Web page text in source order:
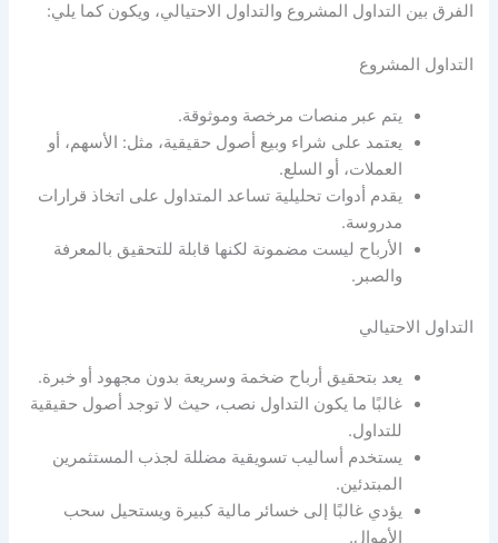
الفرق بين التداول المشروع والتداول الاحتيالي، ويكون كما يلي:
التداول المشروع
يتم عبر منصات مرخصة وموثوقة.
يعتمد على شراء وبيع أصول حقيقية، مثل: الأسهم، أو
العملات، أو السلع.
يقدم أدوات تحليلية تساعد المتداول على اتخاذ قرارات
مدروسة.
الأرباح ليست مضمونة لكنها قابلة للتحقيق بالمعرفة
والصبر.
التداول الاحتيالي
يعد بتحقيق أرباح ضخمة وسريعة بدون مجهود أو خبرة.
غالبًا ما يكون التداول نصب، حيث لا توجد أصول حقيقية
للتداول.
يستخدم أساليب تسويقية مضللة لجذب المستثمرين
المبتدئين.
يؤدي غالبًا إلى خسائر مالية كبيرة ويستحيل سحب
الأموال.